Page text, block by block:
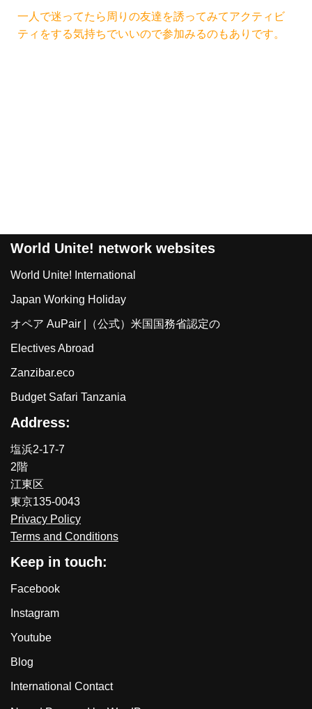
一人で迷ってたら周りの友達を誘ってみてアクティビ
ティをする気持ちでいいので参加みるのもありです。
World Unite! network websites
World Unite! International
Japan Working Holiday
オペア AuPair |（公式）米国国務省認定の
Electives Abroad
Zanzibar.eco
Budget Safari Tanzania
Address:
塩浜2-17-7
2階
江東区
東京135-0043
Privacy Policy
Terms and Conditions
Keep in touch:
Facebook
Instagram
Youtube
Blog
International Contact